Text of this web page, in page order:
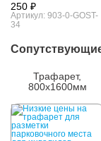
250 ₽
Артикул: 903-0-GOST-
34
Трафарет,
800х1600мм